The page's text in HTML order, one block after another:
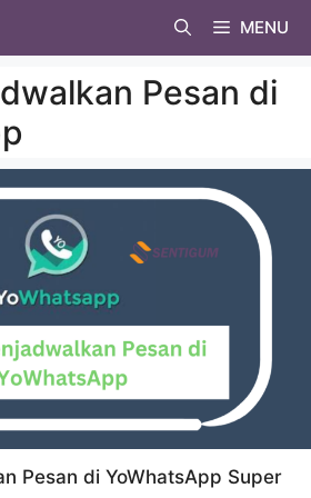
MENU
Pesan di
Pesan di YoWhatsApp Super